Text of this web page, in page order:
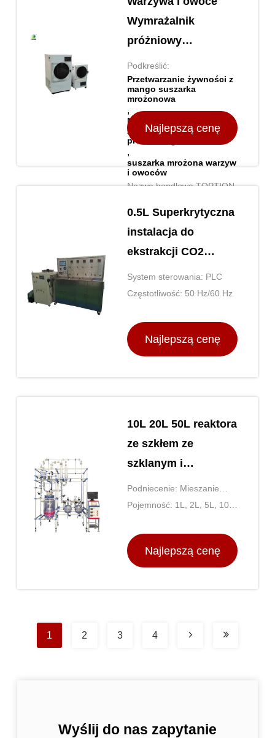
Wymrażalnik
próżniowy
Dehydrator Maszyny
Mango
Przetwarzanie
żywności Suszarka
zamrażalna
Podkreślić:
Przetwarzanie żywności z
mango suszarka
mrożonowa
Maszyny do odwodniania
zamarznięcia
próżniowego
suszarka mrożona warzyw
i owoców
Nazwa handlowa TOPTION
Najlepszą cenę
0.5L Superkrytyczna
instalacja do
ekstrakcji CO2
110V/220V Maszyna
do ekstrakcji CO2
System sterowania: PLC
Częstotliwość: 50 Hz/60 Hz
Najlepszą cenę
10L 20L 50L reaktora
ze szkłem ze
szklanym i
nierdzewnym
Podniecenie: Mieszanie
magnetyczne lub od góry
Pojemność: 1L, 2L, 5L, 10L,
1000L
Najlepszą cenę
1 2 3 4
Wyślij do nas zapytanie